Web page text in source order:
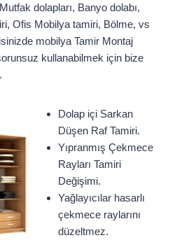
dolapları, Banyo dolabı,
Ofis Mobilya tamiri, Bölme, vs
mobilya Tamir Montaj
kullanabilmek için bize
Dolap içi Sarkan
Düşen Raf Tamiri.
Yıpranmış Çekmece
Rayları Tamiri
Değişimi.
Yağlayıcılar hasarlı
çekmece raylarını
düzeltmez.